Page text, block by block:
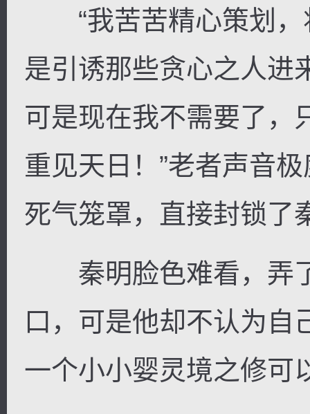
“我苦苦精心策划，
是引诱那些贪心之人进
可是现在我不需要了，
重见天日！”老者声音
死气笼罩，直接封锁了
秦明脸色难看，弄
口，可是他却不认为自
一个小小婴灵境之修可